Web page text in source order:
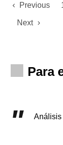
Previous
Next
Para
Análisis